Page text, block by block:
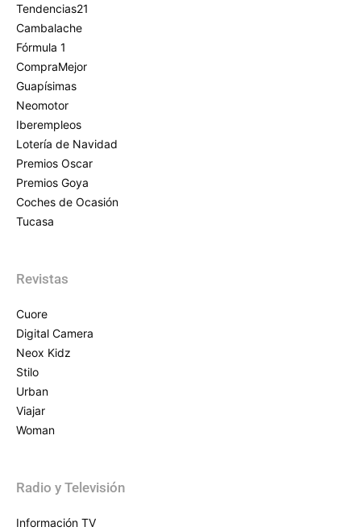
Tendencias21
Cambalache
Fórmula 1
CompraMejor
Guapísimas
Neomotor
Iberempleos
Lotería de Navidad
Premios Oscar
Premios Goya
Coches de Ocasión
Tucasa
Revistas
Cuore
Digital Camera
Neox Kidz
Stilo
Urban
Viajar
Woman
Radio y Televisión
Información TV